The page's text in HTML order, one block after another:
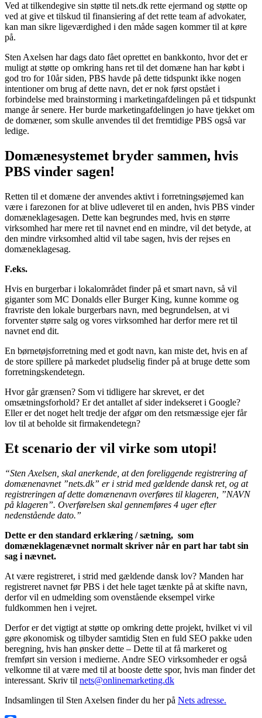
Ved at tilkendegive sin støtte til nets.dk rette ejermand og støtte op
ved at give et tilskud til finansiering af det rette team af advokater,
kan man sikre ligeværdighed i den måde sagen kommer til at køre
på.
Sten Axelsen har dags dato fået oprettet en bankkonto, hvor det er
muligt at støtte op omkring hans ret til det domæne han har købt i
god tro for 10år siden, PBS havde på dette tidspunkt ikke nogen
intentioner om brug af dette navn, det er nok først opstået i
forbindelse med brainstorming i marketingafdelingen på et tidspunkt
mange år senere. Her burde marketingafdelingen jo have tjekket om
de domæner, som skulle anvendes til det fremtidige PBS også var
ledige.
Domænesystemet bryder sammen, hvis
PBS vinder sagen!
Retten til et domæne der anvendes aktivt i forretningsøjemed kan
være i farezonen for at blive udleveret til en anden, hvis PBS vinder
domæneklagesagen. Dette kan begrundes med, hvis en større
virksomhed har mere ret til navnet end en mindre, vil det betyde, at
den mindre virksomhed altid vil tabe sagen, hvis der rejses en
domæneklagesag.
F.eks.
Hvis en burgerbar i lokalområdet finder på et smart navn, så vil
giganter som MC Donalds eller Burger King, kunne komme og
fravriste den lokale burgerbars navn, med begrundelsen, at vi
forventer større salg og vores virksomhed har derfor mere ret til
navnet end dit.
En børnetøjsforretning med et godt navn, kan miste det, hvis en af
de store spillere på markedet pludselig finder på at bruge dette som
forretningskendetegn.
Hvor går grænsen? Som vi tidligere har skrevet, er det
omsætningsforhold? Er det antallet af sider indekseret i Google?
Eller er det noget helt tredje der afgør om den retsmæssige ejer får
lov til at beholde sit firmakendetegn?
Et scenario der vil virke som utopi!
“Sten Axelsen, skal anerkende, at den foreliggende registrering af
domænenavnet ”nets.dk” er i strid med gældende dansk ret, og at
registreringen af dette domænenavn overføres til klageren, ”NAVN
på klageren”. Overførelsen skal gennemføres 4 uger efter
nedenstående dato.”
Dette er den standard erklæring / sætning, som
domæneklagenævnet normalt skriver når en part har tabt sin
sag i nævnet.
At være registreret, i strid med gældende dansk lov? Manden har
registreret navnet før PBS i det hele taget tænkte på at skifte navn,
derfor vil en udmelding som ovenstående eksempel virke
fuldkommen hen i vejret.
Derfor er det vigtigt at støtte op omkring dette projekt, hvilket vi vil
gøre økonomisk og tilbyder samtidig Sten en fuld SEO pakke uden
beregning, hvis han ønsker dette – Dette til at få markeret og
fremført sin version i medierne. Andre SEO virksomheder er også
velkomne til at være med til at booste dette spor, hvis man finder det
interessant. Skriv til nets@onlinemarketing.dk
Indsamlingen til Sten Axelsen finder du her på Nets adresse.